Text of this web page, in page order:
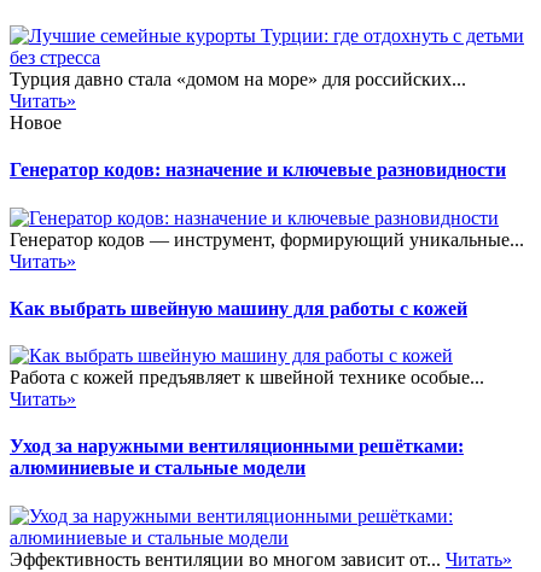
Турция давно стала «домом на море» для российских...
Читать»
Новое
Генератор кодов: назначение и ключевые разновидности
Генератор кодов — инструмент, формирующий уникальные...
Читать»
Как выбрать швейную машину для работы с кожей
Работа с кожей предъявляет к швейной технике особые...
Читать»
Уход за наружными вентиляционными решётками:
алюминиевые и стальные модели
Эффективность вентиляции во многом зависит от... Читать»